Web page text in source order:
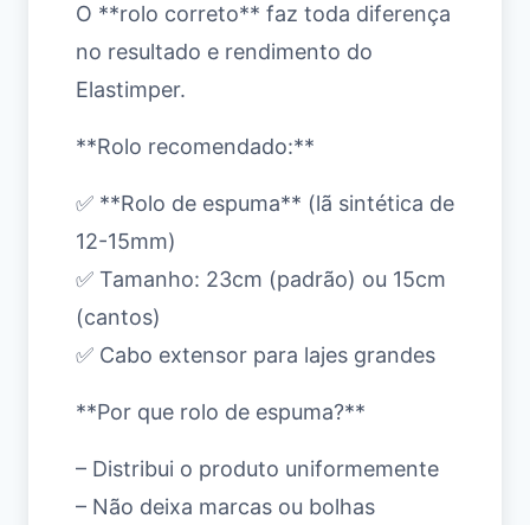
O **rolo correto** faz toda diferença
no resultado e rendimento do
Elastimper.
**Rolo recomendado:**
✅ **Rolo de espuma** (lã sintética de
12-15mm)
✅ Tamanho: 23cm (padrão) ou 15cm
(cantos)
✅ Cabo extensor para lajes grandes
**Por que rolo de espuma?**
– Distribui o produto uniformemente
– Não deixa marcas ou bolhas